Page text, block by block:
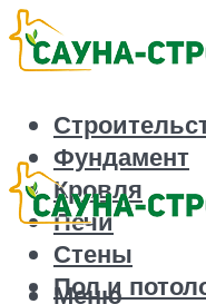
Фундамент
Кровля
Печи
Стены
Пол и
Меню